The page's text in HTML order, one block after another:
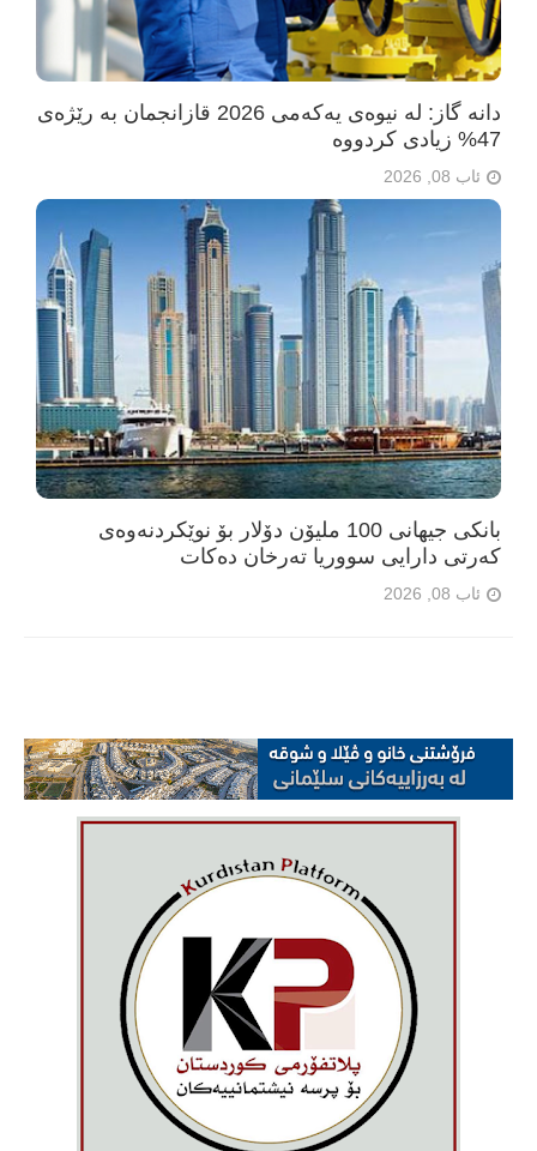
دانە گاز: لە نیوەی یەکەمی 2026 قازانجمان بە رێژەی
47% زیادی کردووە
ئاب 08, 2026
بانکی جیهانی 100 ملیۆن دۆلار بۆ نوێکردنەوەی
کەرتی دارایی سووریا تەرخان دەکات
ئاب 08, 2026